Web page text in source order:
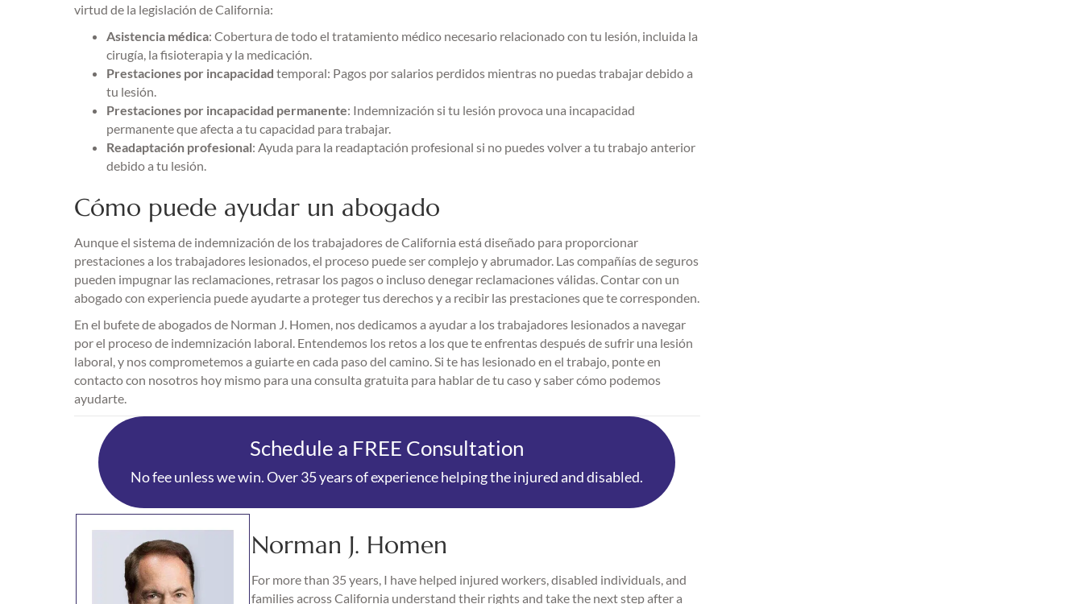
virtud de la legislación de California:
Asistencia médica: Cobertura de todo el tratamiento médico necesario relacionado con tu lesión, incluida la
cirugía, la fisioterapia y la medicación.
Prestaciones por incapacidad temporal: Pagos por salarios perdidos mientras no puedas trabajar debido a
tu lesión.
Prestaciones por incapacidad permanente: Indemnización si tu lesión provoca una incapacidad
permanente que afecta a tu capacidad para trabajar.
Readaptación profesional: Ayuda para la readaptación profesional si no puedes volver a tu trabajo anterior
debido a tu lesión.
Cómo puede ayudar un abogado
Aunque el sistema de indemnización de los trabajadores de California está diseñado para proporcionar
prestaciones a los trabajadores lesionados, el proceso puede ser complejo y abrumador. Las compañías de seguros
pueden impugnar las reclamaciones, retrasar los pagos o incluso denegar reclamaciones válidas. Contar con un
abogado con experiencia puede ayudarte a proteger tus derechos y a recibir las prestaciones que te corresponden.
En el bufete de abogados de Norman J. Homen, nos dedicamos a ayudar a los trabajadores lesionados a navegar
por el proceso de indemnización laboral. Entendemos los retos a los que te enfrentas después de sufrir una lesión
laboral, y nos comprometemos a guiarte en cada paso del camino. Si te has lesionado en el trabajo, ponte en
contacto con nosotros hoy mismo para una consulta gratuita para hablar de tu caso y saber cómo podemos
ayudarte.
Schedule a FREE Consultation
No fee unless we win. Over 35 years of experience helping the injured and disabled.
Norman J. Homen
For more than 35 years, I have helped injured workers, disabled individuals, and
families across California understand their rights and take the next step after a